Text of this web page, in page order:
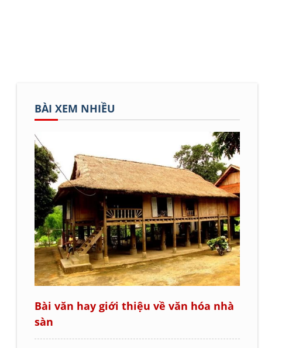
BÀI XEM NHIỀU
Bài văn hay giới thiệu về văn hóa nhà
sàn